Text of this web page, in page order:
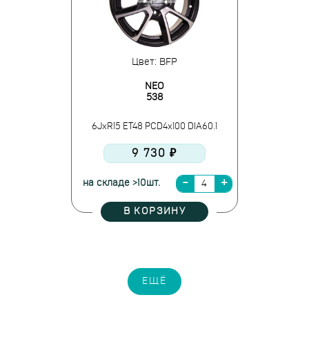
Цвет: BFP
NEO
538
6JxR15 ET48 PCD4x100 DIA60.1
9 730 ₽
на складе >10шт.
В КОРЗИНУ
ЕЩЁ